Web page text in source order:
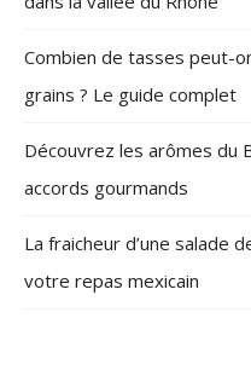
Combien de tasses peut-
grains ? Le guide complet
Découvrez les arômes du
accords gourmands
La fraicheur d’une salade
votre repas mexicain